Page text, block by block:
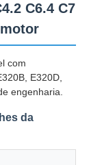
C6.4 C7
com
E320D,
engenharia.
da